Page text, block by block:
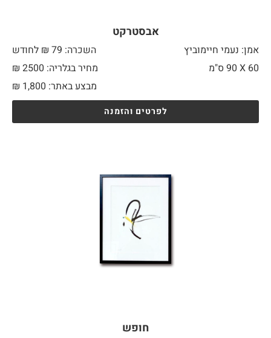
אבסטרקט
אמן: נעמי חיימוביץ
השכרה: 79 ₪ לחודש
60 X
מחיר בגלריה: 2500 ₪
מבצע באתר:
₪ 1,800
לפרטים והזמנה
חופש